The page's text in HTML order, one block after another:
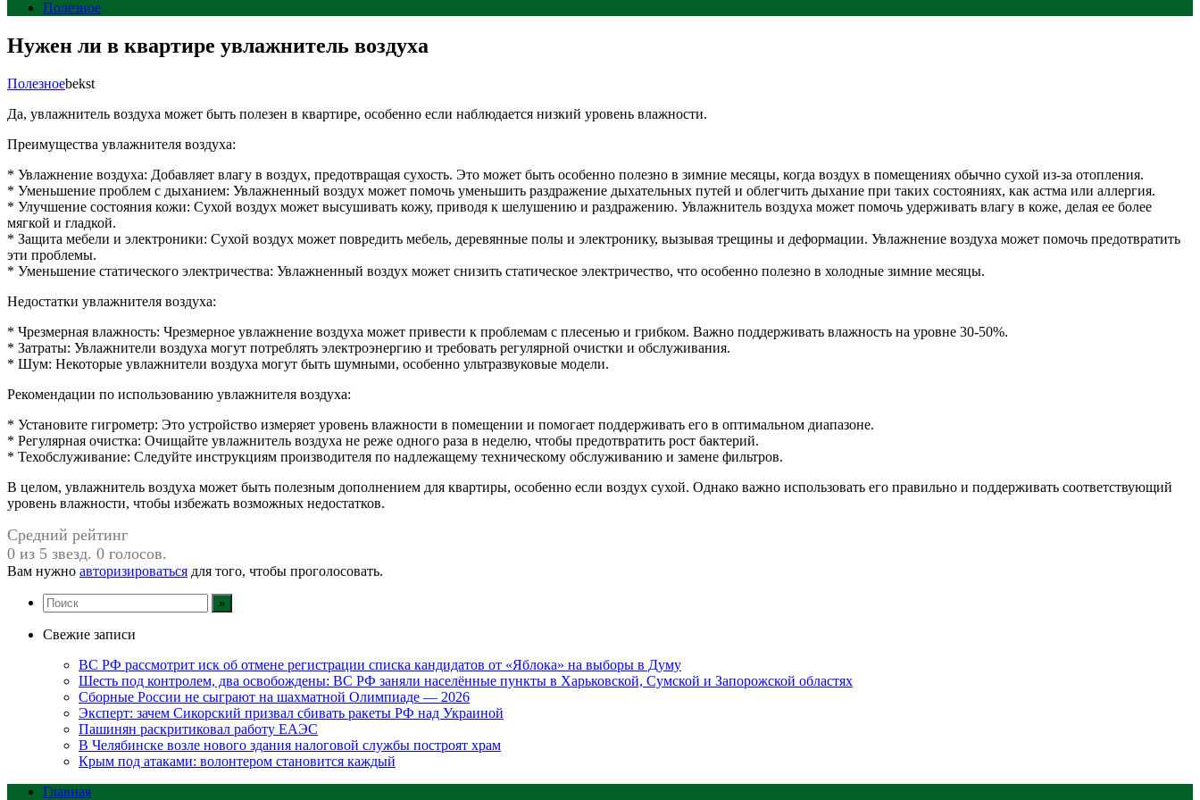
Полезное
Нужен ли в квартире увлажнитель воздуха
Полезноеbekst
Да, увлажнитель воздуха может быть полезен в квартире, особенно если наблюдается низкий уровень влажности.
Преимущества увлажнителя воздуха:
* Увлажнение воздуха: Добавляет влагу в воздух, предотвращая сухость. Это может быть особенно полезно в зимние месяцы, когда воздух в помещениях обычно сухой из-за отопления.
* Уменьшение проблем с дыханием: Увлажненный воздух может помочь уменьшить раздражение дыхательных путей и облегчить дыхание при таких состояниях, как астма или аллергия.
* Улучшение состояния кожи: Сухой воздух может высушивать кожу, приводя к шелушению и раздражению. Увлажнитель воздуха может помочь удерживать влагу в коже, делая ее более
мягкой и гладкой.
* Защита мебели и электроники: Сухой воздух может повредить мебель, деревянные полы и электронику, вызывая трещины и деформации. Увлажнение воздуха может помочь предотвратить
эти проблемы.
* Уменьшение статического электричества: Увлажненный воздух может снизить статическое электричество, что особенно полезно в холодные зимние месяцы.
Недостатки увлажнителя воздуха:
* Чрезмерная влажность: Чрезмерное увлажнение воздуха может привести к проблемам с плесенью и грибком. Важно поддерживать влажность на уровне 30-50%.
* Затраты: Увлажнители воздуха могут потреблять электроэнергию и требовать регулярной очистки и обслуживания.
* Шум: Некоторые увлажнители воздуха могут быть шумными, особенно ультразвуковые модели.
Рекомендации по использованию увлажнителя воздуха:
* Установите гигрометр: Это устройство измеряет уровень влажности в помещении и помогает поддерживать его в оптимальном диапазоне.
* Регулярная очистка: Очищайте увлажнитель воздуха не реже одного раза в неделю, чтобы предотвратить рост бактерий.
* Техобслуживание: Следуйте инструкциям производителя по надлежащему техническому обслуживанию и замене фильтров.
В целом, увлажнитель воздуха может быть полезным дополнением для квартиры, особенно если воздух сухой. Однако важно использовать его правильно и поддерживать соответствующий
уровень влажности, чтобы избежать возможных недостатков.
Средний рейтинг
0 из 5 звезд. 0 голосов.
Вам нужно авторизироваться для того, чтобы проголосовать.
Свежие записи
ВС РФ рассмотрит иск об отмене регистрации списка кандидатов от «Яблока» на выборы в Думу
Шесть под контролем, два освобождены: ВС РФ заняли населённые пункты в Харьковской, Сумской и Запорожской областях
Сборные России не сыграют на шахматной Олимпиаде — 2026
Эксперт: зачем Сикорский призвал сбивать ракеты РФ над Украиной
Пашинян раскритиковал работу ЕАЭС
В Челябинске возле нового здания налоговой службы построят храм
Крым под атаками: волонтером становится каждый
Главная